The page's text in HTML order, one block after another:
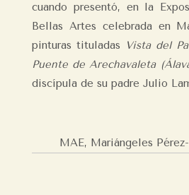
cuando presentó, en la
Bellas Artes celebrada en
pinturas tituladas
Vista del
Puente de Arechavaleta
discípula de su padre Julio
MAE, Mariángeles